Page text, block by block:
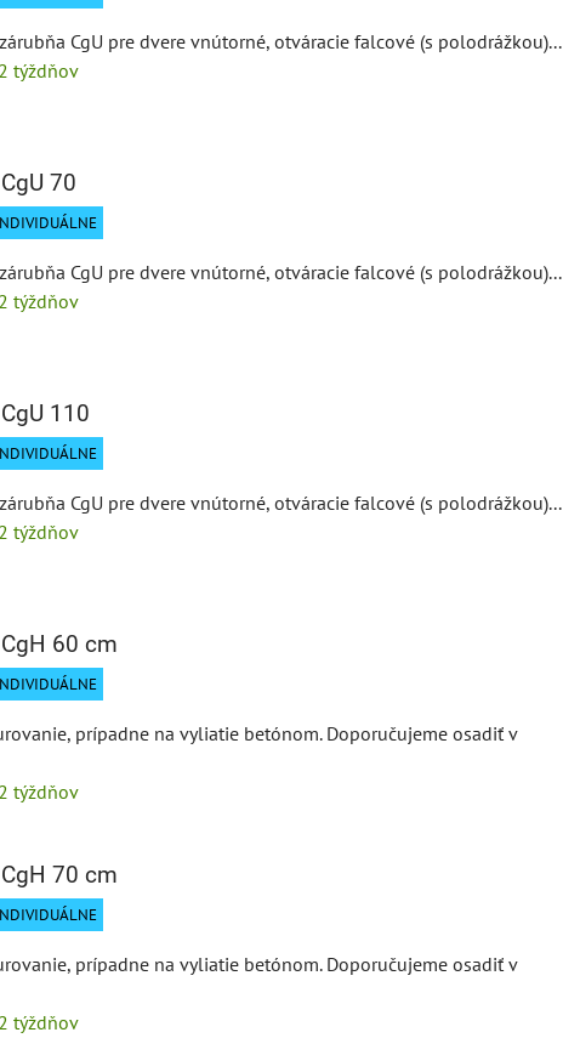
CgU pre dvere vnútorné, otváracie falcové (s polodrážkou)...
týždňov
70
CgU pre dvere vnútorné, otváracie falcové (s polodrážkou)...
týždňov
110
CgU pre dvere vnútorné, otváracie falcové (s polodrážkou)...
týždňov
60 cm
prípadne na vyliatie betónom. Doporučujeme osadiť v
týždňov
70 cm
prípadne na vyliatie betónom. Doporučujeme osadiť v
týždňov